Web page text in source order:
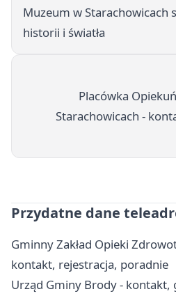
Muzeum w Starachowicach
historii i światła
Placówka
Starachowicach -
Przydatne dane
Gminny Zakład Opieki
kontakt, rejestracja, poradnie
Urząd Gminy Brody - kontakt,